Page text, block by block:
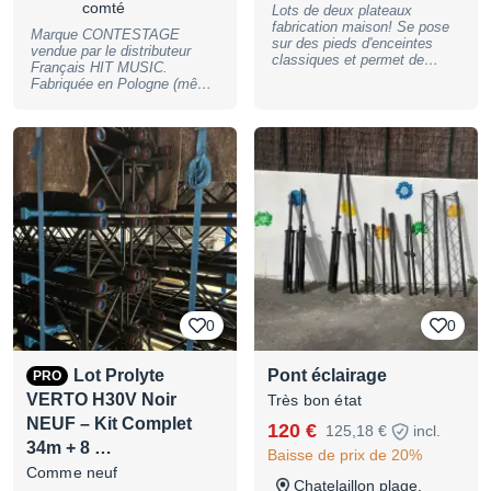
comté
Marque CONTESTAGE
vendue par le distributeur
Français HIT MUSIC.
Fabriquée en Pologne (même
290mm de 2m, ref: QUA29-
200 Super état et propres!
Manchons fixés avec
goupilles écrous nylstop
13mm + goupilles de
jonctions. 16 pièces
disponibles. Le prix est
unitaire. Possibilité de
livraison en sus. Prix ferme.
Lots de deux plateaux
fabrication maison! Se pose
sur des pieds d'enceintes
classiques et permet de
spéciaux... Il y a un petit
rebord anti-glissement et
centrage. très pratique et
prend peu de place.
0
PRO
Lot Prolyte
VERTO H30V Noir
NEUF – Kit Complet
34m + 8 …
Comme neuf
0
Pont éclairage
Très bon état
120 € 125,18 €
incl.
Baisse de prix de 20%
Chatelaillon plage,